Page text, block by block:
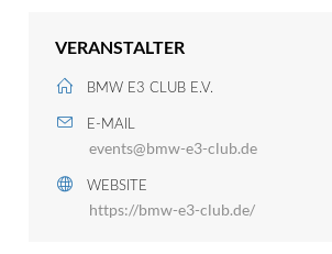
VERANSTALTER
BMW E3 CLUB E.V.
E-MAIL
events@bmw-e3-club.de
WEBSITE
https://bmw-e3-club.de/